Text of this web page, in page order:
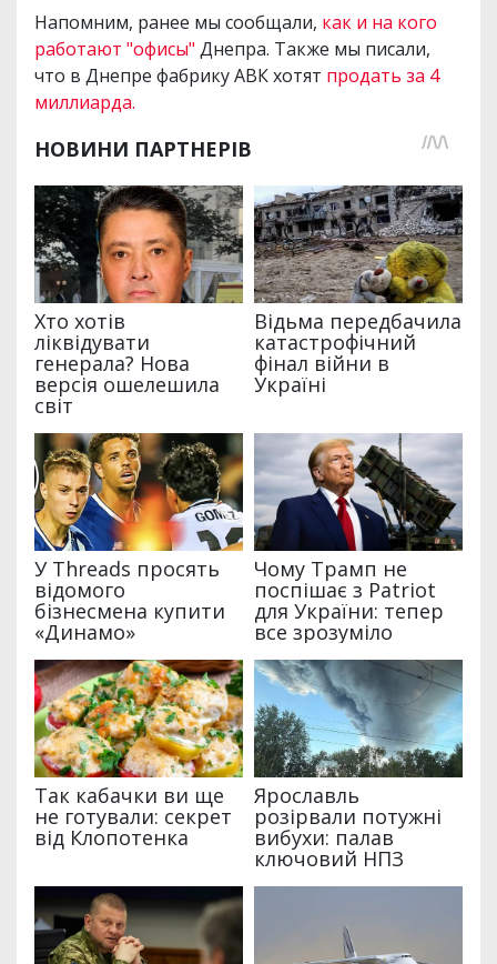
Напомним, ранее мы сообщали, как и на кого
работают "офисы" Днепра. Также мы писали,
что в Днепре фабрику АВК хотят продать за 4
миллиарда.